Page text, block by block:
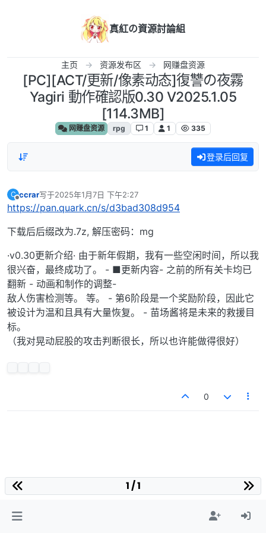
真紅の資源討論組
主页 资源发布区 网赚盘资源
[PC][ACT/更新/像素动态]復讐の夜霧
Yagiri 動作確認版0.30 V2025.1.05
[114.3MB]
网赚盘资源 rpg 1 1 335
登录后回复
C
离线
ccrar写于2025年1月7日 下午2:27
最后由 编辑
https://pan.quark.cn/s/d3bad308d954
下载后后缀改为.7z, 解压密码：mg
·v0.30更新介绍· 由于新年假期，我有一些空闲时间，所以我
很兴奋，最终成功了。 - ■更新内容- 之前的所有关卡均已
翻新 - 动画和制作的调整-
敌人伤​​害检测等。 等。 - 第6阶段是一个奖励阶段，因此它
被设计为温和且具有大量恢复。 - 苗场酱将是未来的救援目
标。
（我对晃动屁股的攻击判断很长，所以也许能做得很好）
0
1 / 1